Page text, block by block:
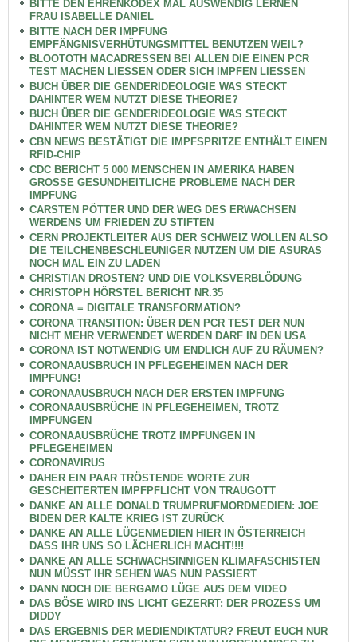
BITTE DEN EHRENKODEX MAL AUSWENDIG LERNEN
FRAU ISABELLE DANIEL
BITTE NACH DER IMPFUNG
EMPFÄNGNISVERHÜTUNGSMITTEL BENUTZEN WEIL?
BLOOTOTH MACADRESSEN BEI ALLEN DIE EINEN PCR
TEST MACHEN LIESSEN ODER SICH IMPFEN LIESSEN
BUCH ÜBER DIE GENDERIDEOLOGIE WAS STECKT
DAHINTER WEM NUTZT DIESE THEORIE?
BUCH ÜBER DIE GENDERIDEOLOGIE WAS STECKT
DAHINTER WEM NUTZT DIESE THEORIE?
CBN NEWS BESTÄTIGT DIE IMPFSPRITZE ENTHÄLT EINEN
RFID-CHIP
CDC BERICHT 5 000 MENSCHEN IN AMERIKA HABEN
GROSSE GESUNDHEITLICHE PROBLEME NACH DER
IMPFUNG
CARSTEN PÖTTER UND DER WEG DES ERWACHSEN
WERDENS UM FRIEDEN ZU STIFTEN
CERN PROJEKTLEITER AUS DER SCHWEIZ WOLLEN ALSO
DIE TEILCHENBESCHLEUNIGER NUTZEN UM DIE ASURAS
NOCH MAL EIN ZU LADEN
CHRISTIAN DROSTEN? UND DIE VOLKSVERBLÖDUNG
CHRISTOPH HÖRSTEL BERICHT NR.35
CORONA = DIGITALE TRANSFORMATION?
CORONA TRANSITION: ÜBER DEN PCR TEST DER NUN
NICHT MEHR VERWENDET WERDEN DARF IN DEN USA
CORONA IST NOTWENDIG UM ENDLICH AUF ZU RÄUMEN?
CORONAAUSBRUCH IN PFLEGEHEIMEN NACH DER
IMPFUNG!
CORONAAUSBRUCH NACH DER ERSTEN IMPFUNG
CORONAAUSBRÜCHE IN PFLEGEHEIMEN, TROTZ
IMPFUNGEN
CORONAAUSBRÜCHE TROTZ IMPFUNGEN IN
PFLEGEHEIMEN
CORONAVIRUS
DAHER EIN PAAR TRÖSTENDE WORTE ZUR
GESCHEITERTEN IMPFPFLICHT VON TRAUGOTT
DANKE AN ALLE DONALD TRUMPRUFMORDMEDIEN: JOE
BIDEN DER KALTE KRIEG IST ZURÜCK
DANKE AN ALLE LÜGENMEDIEN HIER IN ÖSTERREICH
DASS IHR UNS SO LÄCHERLICH MACHT!!!!
DANKE AN ALLE SCHWACHSINNIGEN KLIMAFASCHISTEN
NUN MÜSST IHR SEHEN WAS NUN PASSIERT
DANN NOCH DIE BERGAMO LÜGE AUS DEM VIDEO
DAS BÖSE WIRD INS LICHT GEZERRT: DER PROZESS UM
DIDDY
DAS ERGEBNIS DER MEDIENDIKTATUR? FREUT EUCH NUR